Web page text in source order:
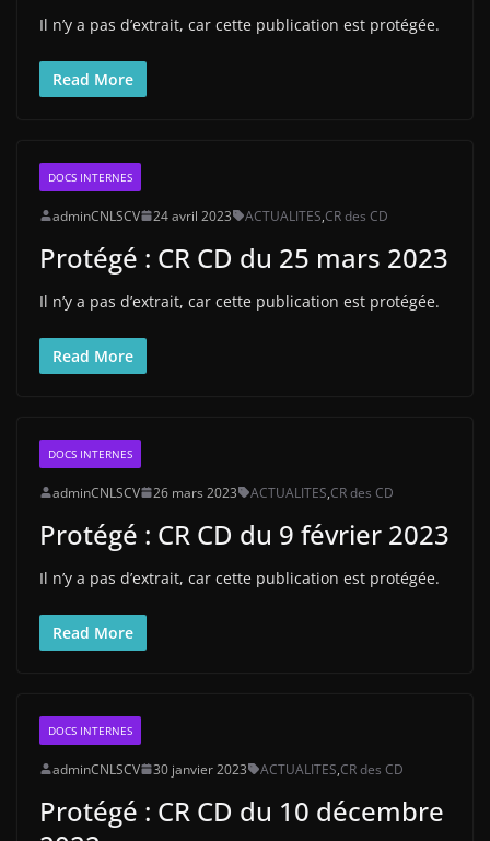
Il n’y a pas d’extrait, car cette publication est protégée.
Read More
DOCS INTERNES
adminCNLSCV 24 avril 2023 ACTUALITES,CR des CD
Protégé : CR CD du 25 mars 2023
Il n’y a pas d’extrait, car cette publication est protégée.
Read More
DOCS INTERNES
adminCNLSCV 26 mars 2023 ACTUALITES,CR des CD
Protégé : CR CD du 9 février 2023
Il n’y a pas d’extrait, car cette publication est protégée.
Read More
DOCS INTERNES
adminCNLSCV 30 janvier 2023 ACTUALITES,CR des CD
Protégé : CR CD du 10 décembre